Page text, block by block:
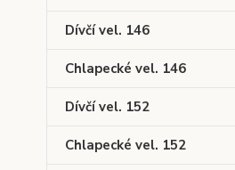
Dívčí vel. 146
Chlapecké vel. 146
Dívčí vel. 152
Chlapecké vel. 152